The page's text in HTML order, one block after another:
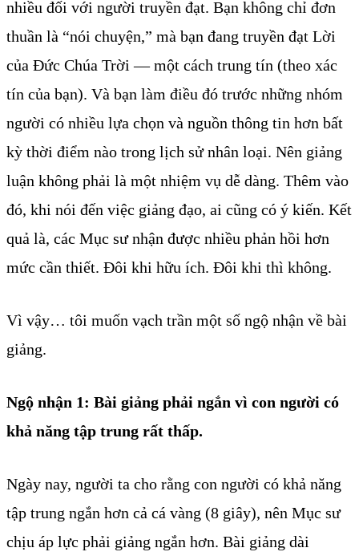
nhiều đối với người truyền đạt. Bạn không chỉ đơn
thuần là “nói chuyện,” mà bạn đang truyền đạt Lời
của Đức Chúa Trời — một cách trung tín (theo xác
tín của bạn). Và bạn làm điều đó trước những nhóm
người có nhiều lựa chọn và nguồn thông tin hơn bất
kỳ thời điểm nào trong lịch sử nhân loại. Nên giảng
luận không phải là một nhiệm vụ dễ dàng. Thêm vào
đó, khi nói đến việc giảng đạo, ai cũng có ý kiến. Kết
quả là, các Mục sư nhận được nhiều phản hồi hơn
mức cần thiết. Đôi khi hữu ích. Đôi khi thì không.
Vì vậy… tôi muốn vạch trần một số ngộ nhận về bài
giảng.
Ngộ nhận 1: Bài giảng phải ngắn vì con người có
khả năng tập trung rất thấp.
Ngày nay, người ta cho rằng con người có khả năng
tập trung ngắn hơn cả cá vàng (8 giây), nên Mục sư
chịu áp lực phải giảng ngắn hơn. Bài giảng dài